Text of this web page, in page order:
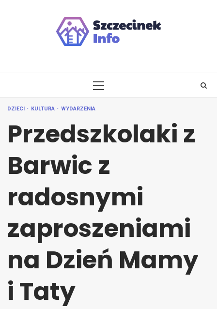
PRIMARY
DZIECI KULTURA WYDARZENIA
Przedszkolaki z
Barwic z
radosnymi
zaproszeniami
na Dzień Mamy
i Taty